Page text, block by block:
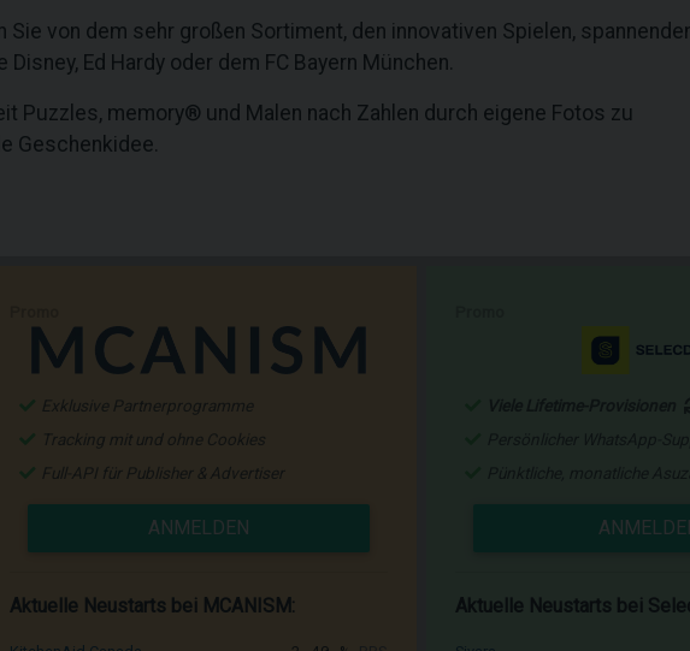
von dem sehr großen Sortiment, den innovativen Spielen,
Ed Hardy oder dem FC Bayern München.
Puzzles, memory® und Malen nach Zahlen durch eigene Fotos zu
Geschenkidee.
Exklusive Partnerprogramme
Tracking mit und ohne Cookies
Full-API für Publisher & Advertiser
ANMELDEN
Aktuelle Neustarts bei MCANISM: Aktuelle Neustarts bei